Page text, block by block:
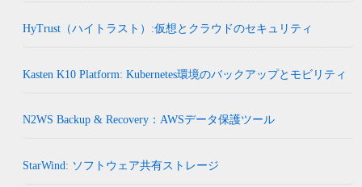
HyTrust（ハイトラスト）:仮想とクラウドのセキュリティ
Kasten K10 Platform: Kubernetes環境のバックアップとモビリティ
N2WS Backup & Recovery：AWSデータ保護ツール
StarWind: ソフトウェア共有ストレージ